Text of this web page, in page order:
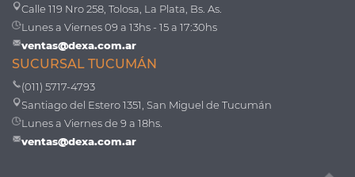
Calle 119 Nro 258, Tolosa, La Plata, Bs. As.
Lunes a Viernes 09 a 13hs - 15 a 17:30hs
ventas@dexa.com.ar
SUCURSAL TUCUMÁN
(011) 5717-4793
Santiago del Estero 1351, San Miguel de Tucumán
Lunes a Viernes de 9 a 18hs.
ventas@dexa.com.ar